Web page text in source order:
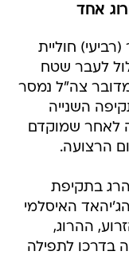
אחד
חוליית
לעבר שטח
צה"ל נמסר
השנייה
לאחר שמוקדם
הרצועה.
בתקיפת
האיסלמי
ההרוג,
בדרכו לתפילה